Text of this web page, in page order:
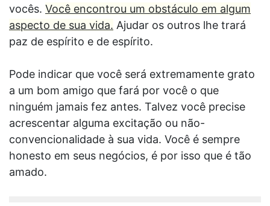
vocês. Você encontrou um obstáculo em algum
aspecto de sua vida. Ajudar os outros lhe trará
paz de espírito e de espírito.
Pode indicar que você será extremamente grato
a um bom amigo que fará por você o que
ninguém jamais fez antes. Talvez você precise
acrescentar alguma excitação ou não-
convencionalidade à sua vida. Você é sempre
honesto em seus negócios, é por isso que é tão
amado.